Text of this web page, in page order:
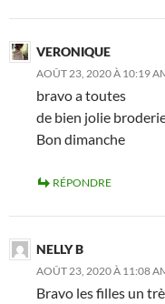
VERONIQUE
AOÛT 23, 2020 À 10:19
bravo a toutes
de bien jolie
Bon dimanche
RÉPONDRE
NELLY B
AOÛT 23, 2020 À 11:08
Bravo les filles un